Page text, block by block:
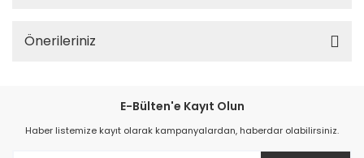
Önerileriniz
E-Bülten'e Kayıt Olun
Haber listemize kayıt olarak kampanyalardan, haberdar olabilirsiniz.